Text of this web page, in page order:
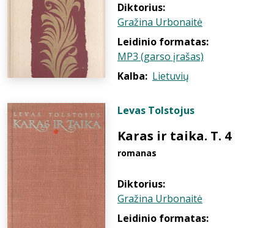
Diktorius:
Gražina Urbonaitė
Leidinio formatas:
MP3 (garso įrašas)
Kalba: Lietuvių
Levas Tolstojus
Karas ir taika. T. 4
romanas
Diktorius:
Gražina Urbonaitė
Leidinio formatas: